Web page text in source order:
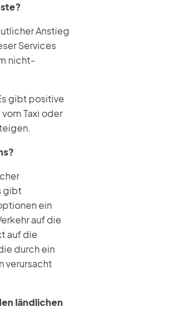
Anstieg
Services
nicht-
gibt positive
Taxi oder
gibt
ein
auf die
auf die
durch ein
verursacht
ländlichen